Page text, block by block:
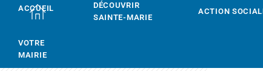
ACCUEIL
DÉCOUVRIR
SAINTE-MARIE
ACTION
VOTRE
MAIRIE